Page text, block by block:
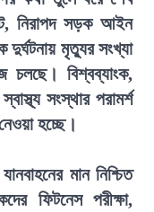
নিরাপদ সড়ক আইন
মৃত্যুর সংখ্যা
চলছে। বিশ্বব্যাংক,
সংস্থার পরামর্শ
হচ্ছে।
মান নিশ্চিত
ফিটনেস পরীক্ষা,